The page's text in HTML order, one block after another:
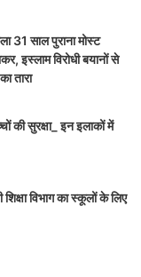
31 साल पुराना मोस्ट
इस्लाम विरोधी बयानों से
तारा
की सुरक्षा_ इन इलाकों में
शिक्षा विभाग का स्कूलों के लिए